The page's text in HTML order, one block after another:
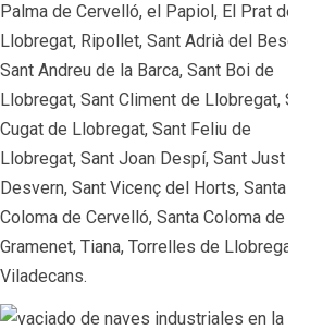
Palma de Cervelló, el Papiol, El Prat de
Llobregat, Ripollet, Sant Adrià del Besós,
Sant Andreu de la Barca, Sant Boi de
Llobregat, Sant Climent de Llobregat, Sant
Cugat de Llobregat, Sant Feliu de
Llobregat, Sant Joan Despí, Sant Just
Desvern, Sant Vicenç del Horts, Santa
Coloma de Cervelló, Santa Coloma de
Gramenet, Tiana, Torrelles de Llobregat,
Viladecans.